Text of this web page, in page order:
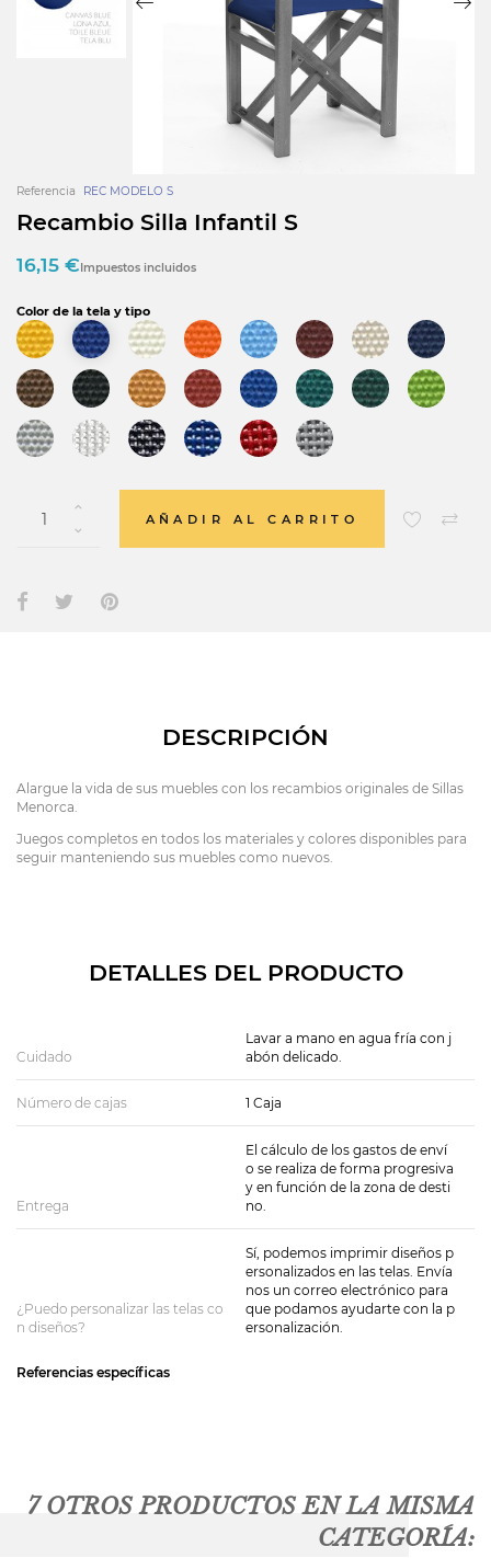
Referencia REC MODELO S
Recambio Silla Infantil S
16,15 € Impuestos incluidos
Color de la tela y tipo
AÑADIR AL CARRITO
DESCRIPCIÓN
Alargue la vida de sus muebles con los recambios originales de Sillas
Menorca.
Juegos completos en todos los materiales y colores disponibles para
seguir manteniendo sus muebles como nuevos.
DETALLES DEL PRODUCTO
Cuidado
Lavar a mano en agua fría con j
abón delicado.
Número de cajas 1 Caja
Entrega
El cálculo de los gastos de enví
o se realiza de forma progresiva
y en función de la zona de desti
no.
¿Puedo personalizar las telas co
n diseños?
Sí, podemos imprimir diseños p
ersonalizados en las telas. Envía
nos un correo electrónico para
que podamos ayudarte con la p
ersonalización.
Referencias específicas
7 OTROS PRODUCTOS EN LA MISMA
CATEGORÍA: